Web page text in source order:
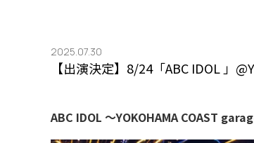
2025.07.30
【出演決定】8/24「ABC IDOL 」
ABC IDOL 〜YOKOHAMA COAST